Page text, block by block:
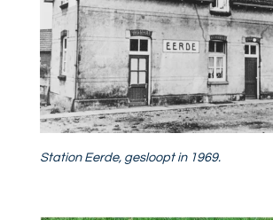
Station Eerde, gesloopt in 1969.